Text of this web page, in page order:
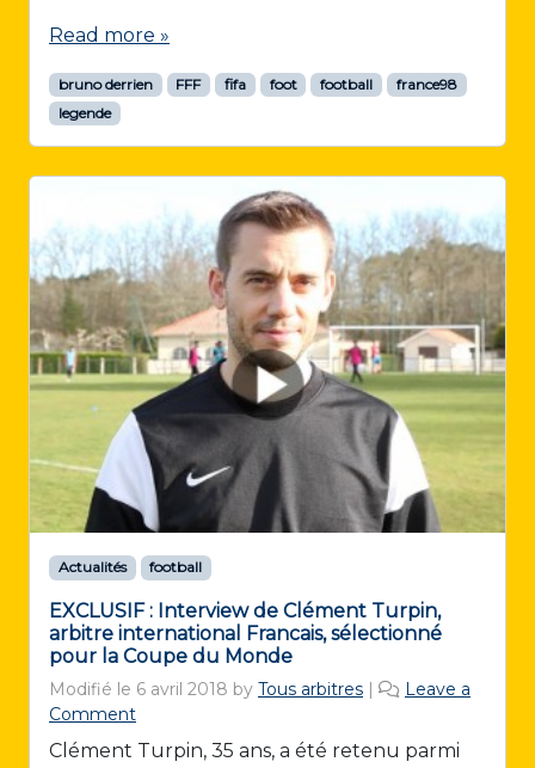
Read more »
bruno derrien FFF fifa foot football
france98
legende
Actualités football
EXCLUSIF : Interview de Clément Turpin,
arbitre international Francais, sélectionné
pour la Coupe du Monde
Modifié le 6 avril 2018 by Tous arbitres
Leave a
Comment
Clément Turpin, 35 ans, a été retenu parmi